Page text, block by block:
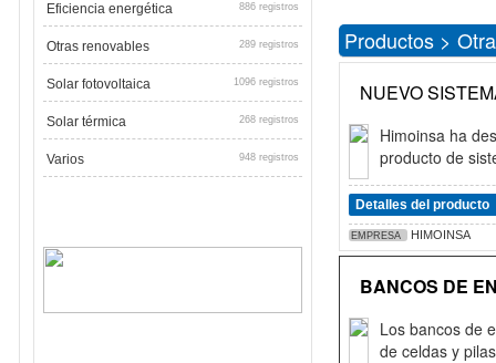
Eficiencia energética 886 registros
Otras renovables 289 registros
Solar fotovoltaica 1096 registros
Solar térmica 268 registros
Varios 948 registros
Productos >
NUEVO
Himoinsa ha
producto de
Detalles del producto
EMPRESA HIMOINSA
BANCOS DE
Los bancos de
de celdas y